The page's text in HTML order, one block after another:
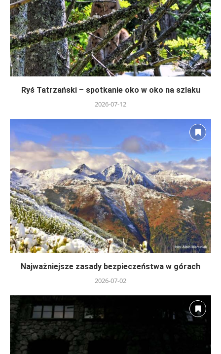
Ryś Tatrzański – spotkanie oko w oko na szlaku
2026-07-12
Najważniejsze zasady bezpieczeństwa w górach
2026-07-02